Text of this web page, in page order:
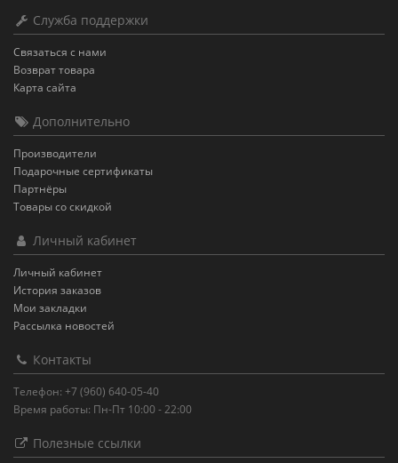
Служба поддержки
Связаться с нами
Возврат товара
Карта сайта
Дополнительно
Производители
Подарочные сертификаты
Партнёры
Товары со скидкой
Личный кабинет
Личный кабинет
История заказов
Мои закладки
Рассылка новостей
Контакты
Телефон: +7 (960) 640-05-40
Время работы: Пн-Пт 10:00 - 22:00
Полезные ссылки